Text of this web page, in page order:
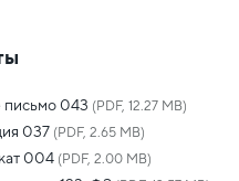
письмо 043 (PDF, 12.27 MB)
037 (PDF, 2.65 MB)
004 (PDF, 2.00 MB)